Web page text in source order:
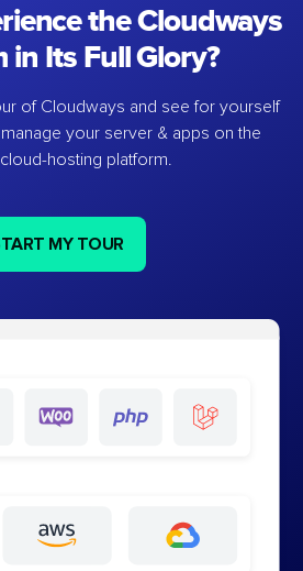
the Cloudways
in Its Full Glory?
of Cloudways and see for yourself
your server & apps on the
hosting platform.
MY TOUR